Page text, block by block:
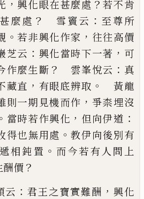
，興化眼在甚麼處 ？若不肯
麼處 ？ 雪竇云 ： 至尊所
。若非興化作家 ， 往往高價
芝云 ： 興化當時下一著 ， 可
作麼生斷 ？ 雲峯悅云 ： 真
藏直 ， 有眼底辨取 。
黃龍
則一期見機而作 ， 爭柰埋沒
。 當時若作興化 ， 但向伊道 ：
得也無用處 。教伊向後別有
遞相鈍置 。 而今若有人問上
酬價 ？
云 ： 君王之寶實難酬 ， 興化